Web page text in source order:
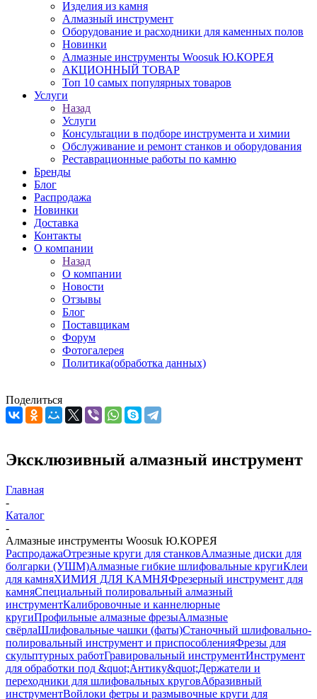
Изделия из камня
Алмазный инструмент
Оборудование и расходники для каменных полов
Новинки
Алмазные инструменты Woosuk Ю.КОРЕЯ
АКЦИОННЫЙ ТОВАР
Топ 10 самых популярных товаров
Услуги
Назад
Услуги
Консультации в подборе инструмента и химии
Обслуживание и ремонт станков и оборудования
Реставрационные работы по камню
Бренды
Блог
Распродажа
Новинки
Доставка
Контакты
О компании
Назад
О компании
Новости
Отзывы
Блог
Поставщикам
Форум
Фотогалерея
Политика(обработка данных)
Поделиться
Эксклюзивный алмазный инструмент
Главная
-
Каталог
-
Алмазные инструменты Woosuk Ю.КОРЕЯ
РаспродажаОтрезные круги для станковАлмазные диски для
болгарки (УШМ)Алмазные гибкие шлифовальные кругиКлеи
для камняХИМИЯ ДЛЯ КАМНЯФрезерный инструмент для
камняСпециальный полировальный алмазный
инструментКалибровочные и каннелюрные
кругиПрофильные алмазные фрезыАлмазные
свёрлаШлифовальные чашки (фаты)Станочный шлифовально-
полировальный инструмент и приспособленияФрезы для
скульптурных работГравировальный инструментИнструмент
для обработки под &quot;Антику&quot;Держатели и
переходники для шлифовальных круговАбразивный
инструментВойлоки фетры и размывочные круги для